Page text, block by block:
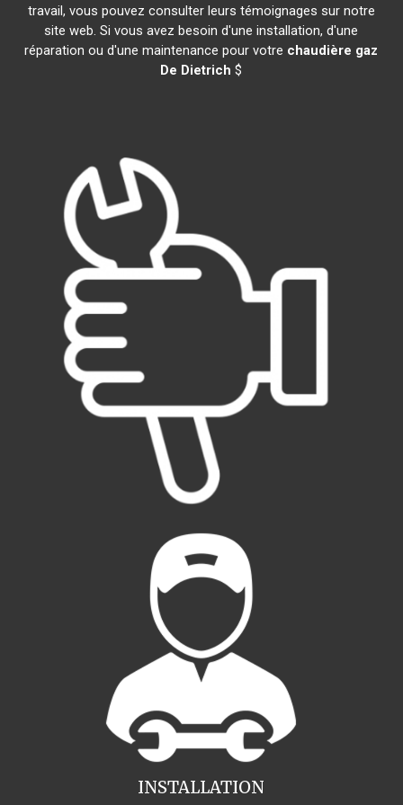
travail, vous pouvez consulter leurs témoignages sur notre
site web. Si vous avez besoin d'une installation, d'une
réparation ou d'une maintenance pour votre chaudière gaz
De Dietrich $
INSTALLATION